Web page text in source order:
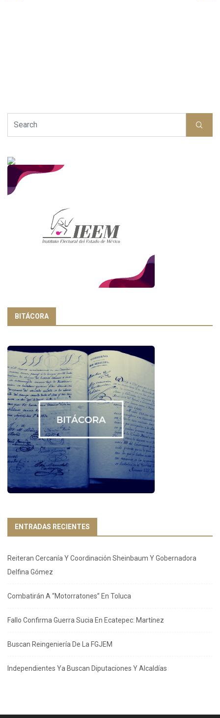
BITÁCORA
ENTRADAS RECIENTES
Reiteran Cercanía Y Coordinación Sheinbaum Y Gobernadora
Delfina Gómez
Combatirán A “Motorratones” En Toluca
Fallo Confirma Guerra Sucia En Ecatepec: Martínez
Buscan Reingeniería De La FGJEM
Independientes Ya Buscan Diputaciones Y Alcaldías